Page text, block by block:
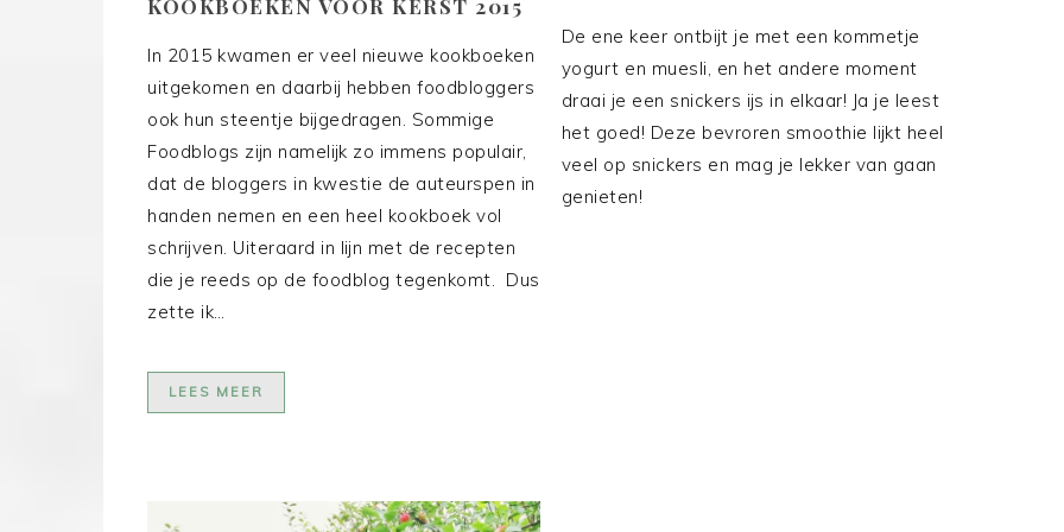
KOOKBOEKEN VOOR KERST 2015
In 2015 kwamen er veel nieuwe kookboeken
uitgekomen en daarbij hebben foodbloggers
ook hun steentje bijgedragen. Sommige
Foodblogs zijn namelijk zo immens populair,
dat de bloggers in kwestie de auteurspen in
handen nemen en een heel kookboek vol
schrijven. Uiteraard in lijn met de recepten
die je reeds op de foodblog tegenkomt. Dus
zette ik…
LEES MEER
De ene keer ontbijt je met een kommetje
yogurt en muesli, en het andere moment
draai je een snickers ijs in elkaar! Ja je leest
het goed! Deze bevroren smoothie lijkt heel
veel op snickers en mag je lekker van gaan
genieten!